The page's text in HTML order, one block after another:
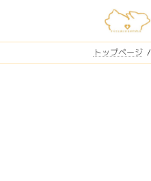
テ
ゲ
トップページ